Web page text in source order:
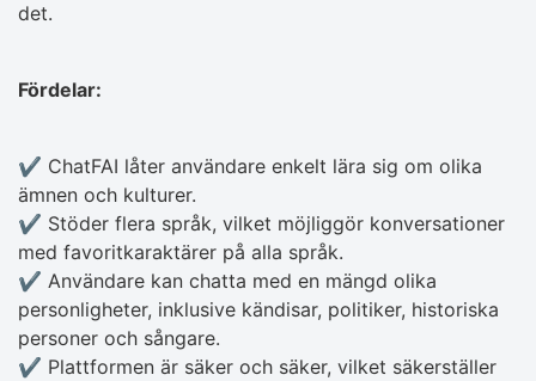
det.
Fördelar:
✔️ ChatFAI låter användare enkelt lära sig om olika
ämnen och kulturer.
✔️ Stöder flera språk, vilket möjliggör konversationer
med favoritkaraktärer på alla språk.
✔️ Användare kan chatta med en mängd olika
personligheter, inklusive kändisar, politiker, historiska
personer och sångare.
✔️ Plattformen är säker och säker, vilket säkerställer